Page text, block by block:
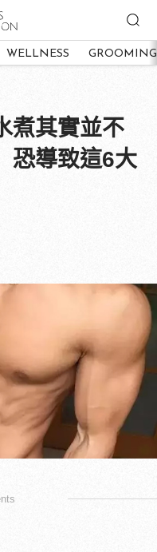
WELLNESS GROOMING
煮其實並不
恐導致這6大